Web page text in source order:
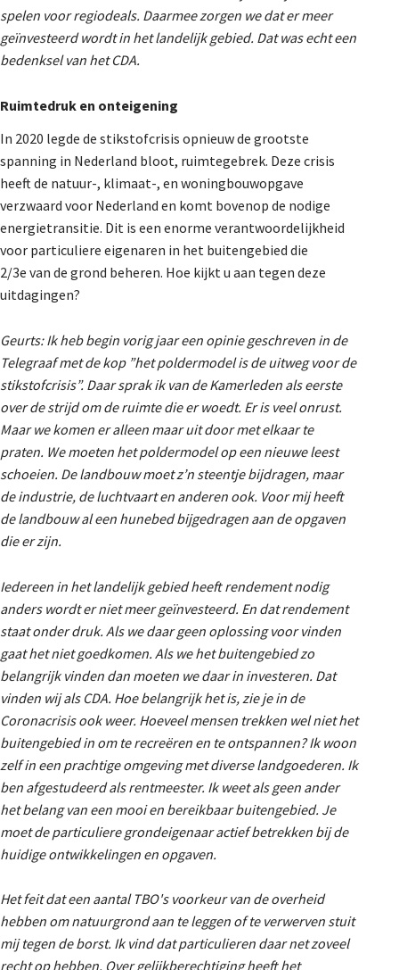
spelen voor regiodeals. Daarmee zorgen we dat er meer
geïnvesteerd wordt in het landelijk gebied. Dat was echt een
bedenksel van het CDA.
Ruimtedruk en onteigening
In 2020 legde de stikstofcrisis opnieuw de grootste
spanning in Nederland bloot, ruimtegebrek. Deze crisis
heeft de natuur-, klimaat-, en woningbouwopgave
verzwaard voor Nederland en komt bovenop de nodige
energietransitie. Dit is een enorme verantwoordelijkheid
voor particuliere eigenaren in het buitengebied die
2/3e van de grond beheren. Hoe kijkt u aan tegen deze
uitdagingen?
Geurts:Ik heb begin vorig jaar een opinie geschreven in de
Telegraaf met de kop ”het poldermodel is de uitweg voor de
stikstofcrisis”. Daar sprak ik van de Kamerleden als eerste
over de strijd om de ruimte die er woedt. Er is veel onrust.
Maar we komen er alleen maar uit door met elkaar te
praten. We moeten het poldermodel op een nieuwe leest
schoeien. De landbouw moet z’n steentje bijdragen, maar
de industrie, de luchtvaart en anderen ook. Voor mij heeft
de landbouw al een hunebed bijgedragen aan de opgaven
die er zijn.
Iedereen in het landelijk gebied heeft rendement nodig
anders wordt er niet meer geïnvesteerd. En dat rendement
staat onder druk. Als we daar geen oplossing voor vinden
gaat het niet goedkomen. Als we het buitengebied zo
belangrijk vinden dan moeten we daar in investeren. Dat
vinden wij als CDA. Hoe belangrijk het is, zie je in de
Coronacrisis ook weer. Hoeveel mensen trekken wel niet het
buitengebied in om te recreëren en te ontspannen? Ik woon
zelf in een prachtige omgeving met diverse landgoederen. Ik
ben afgestudeerd als rentmeester. Ik weet als geen ander
het belang van een mooi en bereikbaar buitengebied. Je
moet de particuliere grondeigenaar actief betrekken bij de
huidige ontwikkelingen en opgaven.
Het feit dat een aantal TBO's voorkeur van de overheid
hebben om natuurgrond aan te leggen of te verwerven stuit
mij tegen de borst. Ik vind dat particulieren daar net zoveel
recht op hebben. Over gelijkberechtiging heeft het